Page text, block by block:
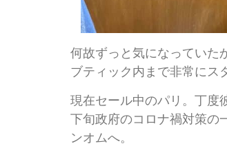
何故ずっと気になっていた
ブティック内まで非常にス
現在セール中のパリ。丁度
下旬政府のコロナ禍対策の
ンオムへ。